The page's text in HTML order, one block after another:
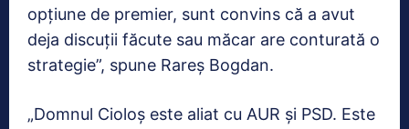
opţiune de premier, sunt convins că a avut
deja discuţii făcute sau măcar are conturată o
strategie”, spune Rareș Bogdan.
„Domnul Cioloş este aliat cu AUR şi PSD. Este